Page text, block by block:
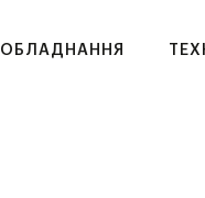
ОБЛАДНАННЯ